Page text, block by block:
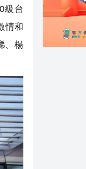
級台
情和
、楊